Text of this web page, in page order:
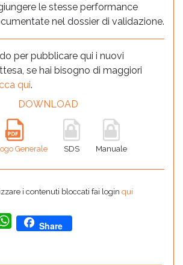
le stesse performance
nel dossier di validazione.
per pubblicare qui i nuovi
se hai bisogno di maggiori
qui.
DOWNLOAD
Generale SDS Manuale
i contenuti bloccati fai login qui
WhatsApp
Share